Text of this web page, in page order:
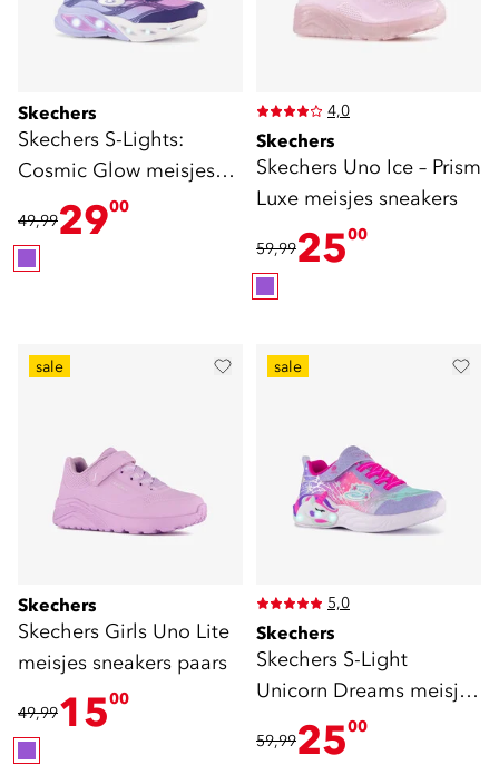
Skechers
Skechers S-Lights:
Cosmic Glow meisjes
sneakers met lichtjes
49,992900
4,0
Skechers
Skechers Uno Ice – Prism
Luxe meisjes sneakers
59,992500
sale
Skechers
Skechers Girls Uno Lite
meisjes sneakers paars
49,991500
sale
5,0
Skechers
Skechers S-Light
Unicorn Dreams meisjes
sneakers
59,992500